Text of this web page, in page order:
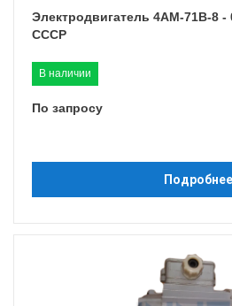
Электродвигатель 4АМ-71B-8 -
СССР
В наличии
По запросу
Подробнее